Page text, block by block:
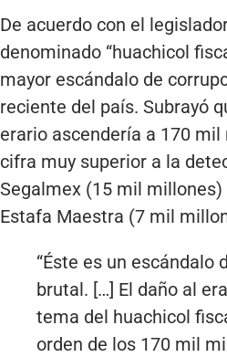
De acuerdo con el
denominado “huachicol
mayor escándalo de
reciente del país. Subrayó
erario ascendería a 170 mil
cifra muy superior a la
Segalmex (15 mil
Estafa Maestra (7 mil
“Éste es un escándalo
brutal. […] El daño al
tema del huachicol
orden de los 170 mil